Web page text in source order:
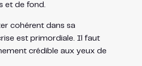
et de fond.
cohérent dans sa
est primordiale. Il faut
crédible aux yeux de